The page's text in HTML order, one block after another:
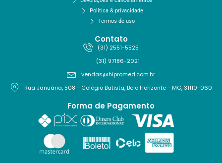
Política & privacidade
Termos de uso
Contato
(31) 2551-5525
(31) 97186-2021
vendas@hipromed.com.br
Rua Januária, 508 - Colégio Batista, Belo Horizonte - MG, 31110-060
Forma de Pagamento